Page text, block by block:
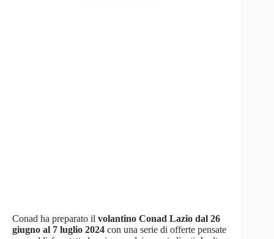
Conad ha preparato il volantino Conad Lazio dal 26
giugno al 7 luglio 2024 con una serie di offerte pensate